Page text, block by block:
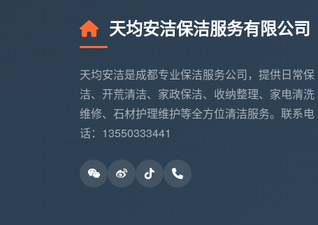
全屋开荒保洁多少钱一平方这个数字，
值。成都天均安洁保洁承诺：所列项目一个不
四、货比三家：同样喊“全屋开荒”，为什
把账算到明处，是非自然清楚。我们不
起对比。
：起步价500-
吸尘加200元 → 窗框轨道清洁加100元
天均安洁保洁服务有限公司
天均安洁是成都专业保洁服务公司，提供日常保
洁、开荒清洁、家政保洁、收纳整理、家电清洗
维修、石材护理维护等全方位清洁服务。联系电
话：13550333441